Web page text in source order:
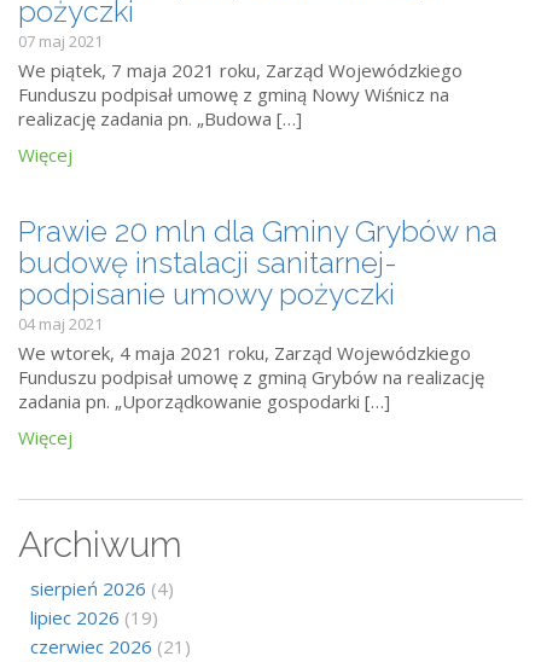
pożyczki
07 maj 2021
We piątek, 7 maja 2021 roku, Zarząd Wojewódzkiego
Funduszu podpisał umowę z gminą Nowy Wiśnicz na
realizację zadania pn. „Budowa […]
Więcej
Prawie 20 mln dla Gminy Grybów na
budowę instalacji sanitarnej-
podpisanie umowy pożyczki
04 maj 2021
We wtorek, 4 maja 2021 roku, Zarząd Wojewódzkiego
Funduszu podpisał umowę z gminą Grybów na realizację
zadania pn. „Uporządkowanie gospodarki […]
Więcej
Archiwum
sierpień 2026 (4)
lipiec 2026 (19)
czerwiec 2026 (21)